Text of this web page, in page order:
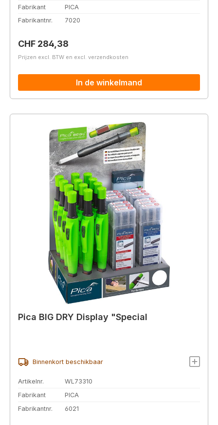
Fabrikant
PICA
Fabrikantnr.
7020
Normale prijs:
CHF 284,38
Prijzen excl. BTW en excl. verzendkosten
In de winkelmand
Pica BIG DRY Display "Special
Binnenkort beschikbaar
Artikelnr.
WL73310
Fabrikant
PICA
Fabrikantnr.
6021